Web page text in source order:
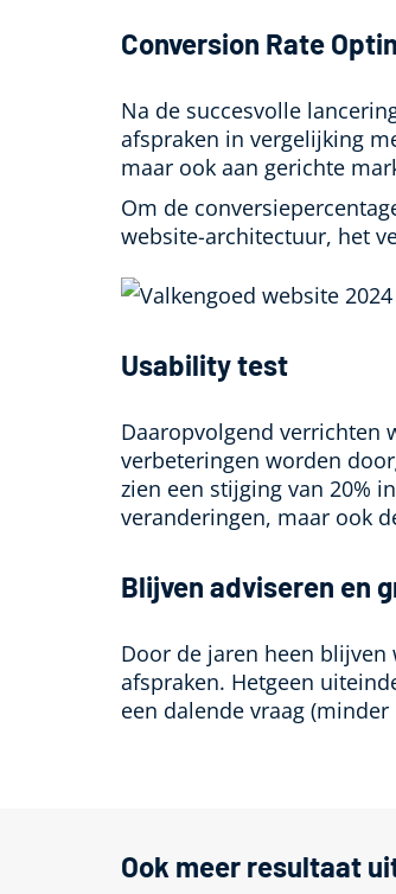
Conversion Rate
Na de succesvolle
afspraken in vergelijking
maar ook aan gerichte
Om de
website-architectuur, het
Usability test
Daaropvolgend verrichten
verbeteringen worden
zien een stijging van 20%
veranderingen, maar ook
Blijven adviseren en
Door de jaren heen blijven
afspraken. Hetgeen
een dalende vraag
Ook meer resultaat